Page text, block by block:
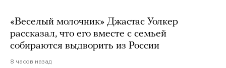
«Веселый молочник» Джастас Уолкер
рассказал, что его вместе с семьей
собираются выдворить из России
8 часов назад